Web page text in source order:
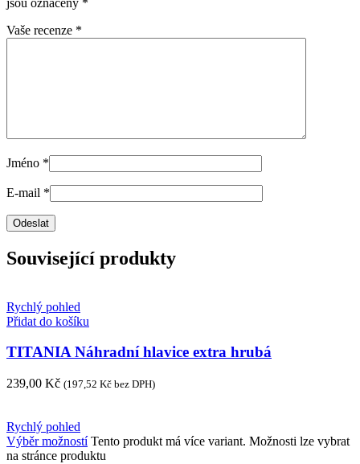
Vaše recenze *
Jméno *
E-mail *
Související produkty
Rychlý pohled
Přidat do košíku
TITANIA Náhradní hlavice extra hrubá
239,00 Kč (197,52 Kč bez DPH)
Rychlý pohled
Výběr možností Tento produkt má více variant. Možnosti lze vybrat
na stránce produktu